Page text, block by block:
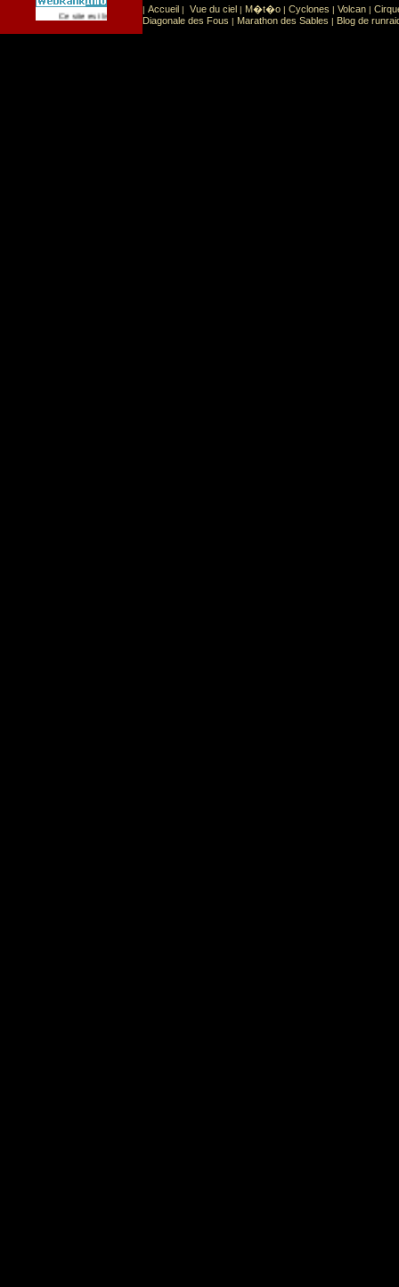
Ce site est list� dans la cat�gorie Sport Sports extr�mes
| Accueil | Vue du ciel | M�t�o | Cyclones | Volcan |
Diagonale des Fous | Marathon des Sables | Blog de